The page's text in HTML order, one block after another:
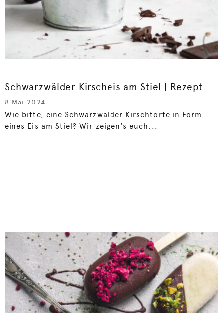
Schwarzwälder Kirscheis am Stiel | Rezept
8 Mai 2024
Wie bitte, eine Schwarzwälder Kirschtorte in Form
eines Eis am Stiel? Wir zeigen's euch...